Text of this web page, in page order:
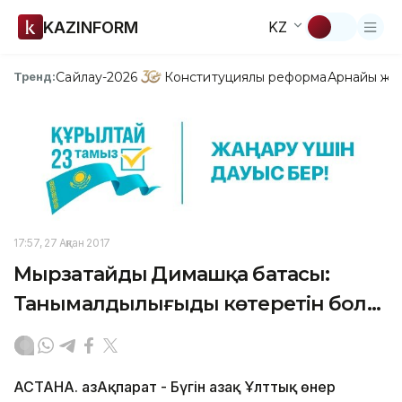
KAZINFORM KZ
Тренд:Сайлау-2026 Конституциялық реформаАрнайы
17:57, 27 Ақпан 2017
Мырзатайдың Димашқа батасы:
Танымалдылығыңды көтеретін бол...
АСТАНА. ҚазАқпарат - Бүгін Қазақ Ұлттық өнер